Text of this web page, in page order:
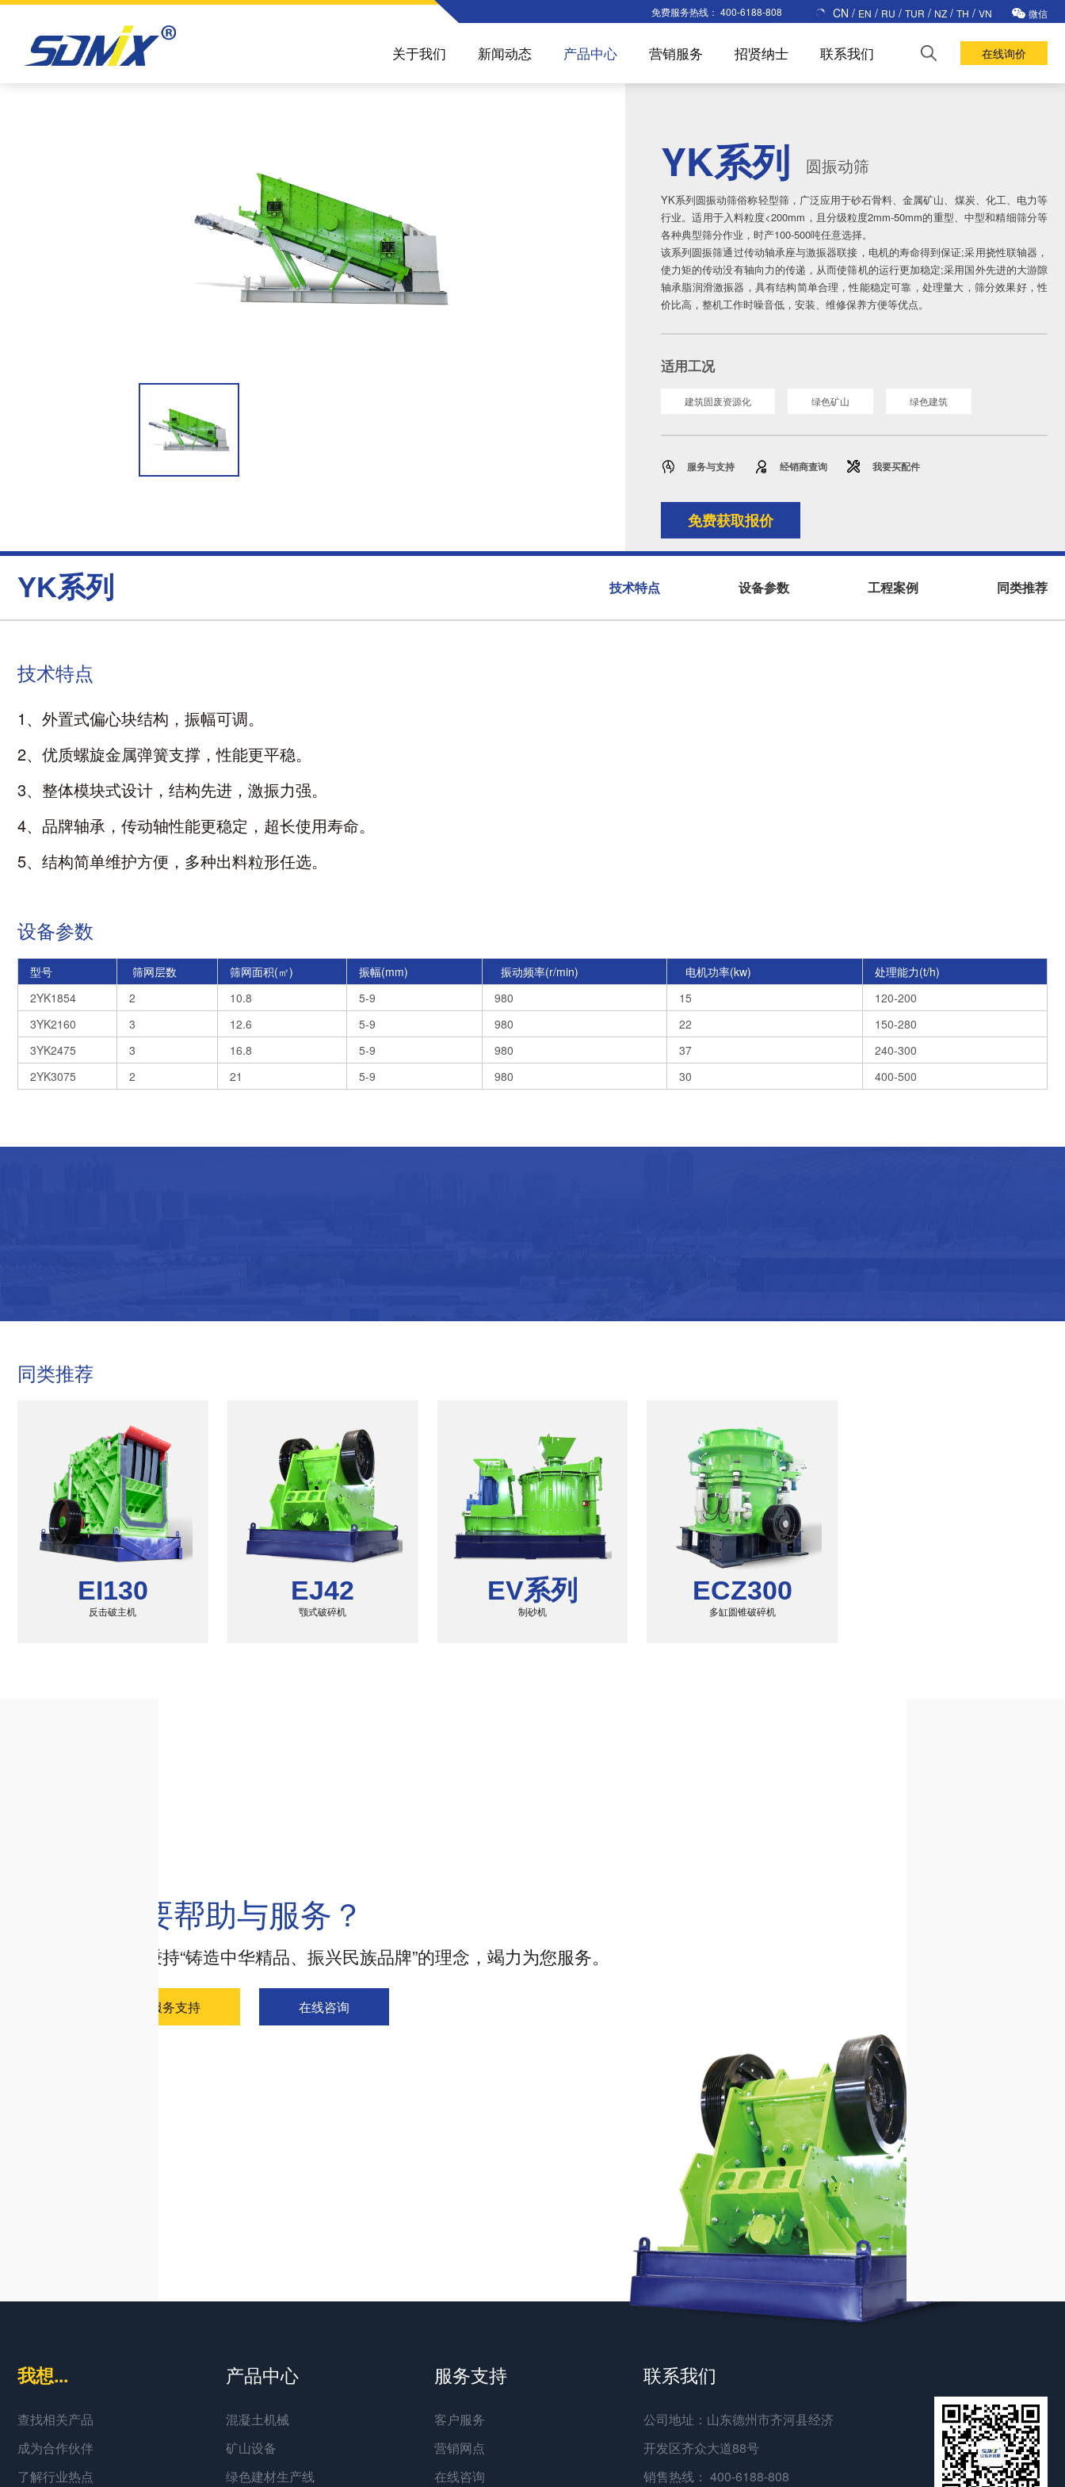
微信
CN / EN / RU / TUR / NZ / TH / VN
免费服务热线： 400-6188-808
在线询价
关于我们 新闻动态 产品中心 营销服务 招贤纳士 联系我们
YK系列 圆振动筛
YK系列圆振动筛俗称轻型筛，广泛应用于砂石骨料、金属矿山、煤炭、化工、电力等
行业。适用于入料粒度<200mm，且分级粒度2mm-50mm的重型、中型和精细筛分等
各种典型筛分作业，时产100-500吨任意选择。
该系列圆振筛通过传动轴承座与激振器联接，电机的寿命得到保证;采用挠性联轴器，
使力矩的传动没有轴向力的传递，从而使筛机的运行更加稳定;采用国外先进的大游隙
轴承脂润滑激振器，具有结构简单合理，性能稳定可靠，处理量大，筛分效果好，性
价比高，整机工作时噪音低，安装、维修保养方便等优点。
适用工况
建筑固废资源化 绿色矿山 绿色建筑
服务与支持 经销商查询 我要买配件
免费获取报价
YK系列 技术特点 设备参数 工程案例 同类推荐
技术特点
1、外置式偏心块结构，振幅可调。
2、优质螺旋金属弹簧支撑，性能更平稳。
3、整体模块式设计，结构先进，激振力强。
4、品牌轴承，传动轴性能更稳定，超长使用寿命。
5、结构简单维护方便，多种出料粒形任选。
设备参数
型号 筛网层数 筛网面积(㎡) 振幅(mm) 振动频率(r/min) 电机功率(kw)
处理能力(t/h)
2YK1854
2 10.8 5-9 980 15
120-200
3YK2160
3 12.6 5-9 980 22
150-280
3YK2475
3 16.8 5-9 980 37
240-300
2YK3075
2 21 5-9 980 30 400-500
同类推荐
EI130
反击破主机
EJ42
颚式破碎机
EV系列
制砂机
ECZ300
多缸圆锥破碎机
需要帮助与服务？
公司秉持“铸造中华精品、振兴民族品牌”的理念，竭力为您服务。
服务支持 在线咨询
我想...
查找相关产品
成为合作伙伴
了解行业热点
产品中心
混凝土机械
矿山设备
绿色建材生产线
服务支持
客户服务
营销网点
在线咨询
联系我们
公司地址：山东德州市齐河县经济
开发区齐众大道88号
销售热线： 400-6188-808